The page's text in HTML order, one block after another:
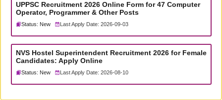
UPPSC Recruitment 2026 Online Form for 47 Computer
Operator, Programmer & Other Posts
Status: New Last Apply Date: 2026-09-03
NVS Hostel Superintendent Recruitment 2026 for Female
Candidates: Apply Online
Status: New Last Apply Date: 2026-08-10